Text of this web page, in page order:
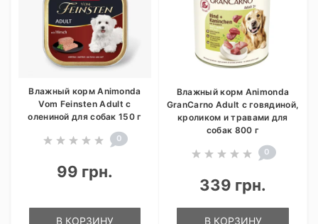
Влажный корм Animonda
Vom Feinsten Adult с
олениной для собак 150 г
0
99 грн.
В КОРЗИНУ
Влажный корм Animonda
GranCarno Adult с говядиной,
кроликом и травами для
собак 800 г
0
339 грн.
В КОРЗИНУ